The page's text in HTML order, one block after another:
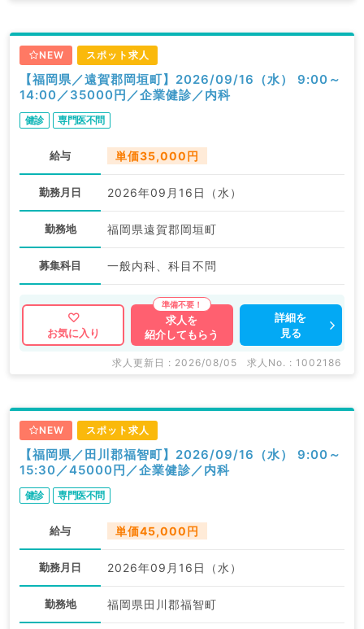
NEW スポット求人
【福岡県／遠賀郡岡垣町】2026/09/16（水） 9:00～
14:00／35000円／企業健診／内科
健診 専門医不問
給与 単価35,000円
勤務月日 2026年09月16日（水）
勤務地 福岡県遠賀郡岡垣町
募集科目 一般内科、科目不問
お気に入り
求人を
紹介してもらう
詳細を
見る
求人更新日 : 2026/08/05 求人No. : 1002186
NEW スポット求人
【福岡県／田川郡福智町】2026/09/16（水） 9:00～
15:30／45000円／企業健診／内科
健診 専門医不問
給与 単価45,000円
勤務月日 2026年09月16日（水）
勤務地 福岡県田川郡福智町